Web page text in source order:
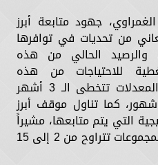
جهود متابعة أبرز
من تحديات في توافرها
والرصيد الحالي من هذه
للاحتياجات من هذه
المجموعات، مؤكداً أن تلك المعدلات تتخطى الـ 3 أشهر
وتصل لبعض منها إلى 10 شهور، كما تناول موقف أبرز
التي يتم متابعها، مشيراً
إلى أن مدد التغطية لهذه المجموعات تتراوح من 2 إلى 15